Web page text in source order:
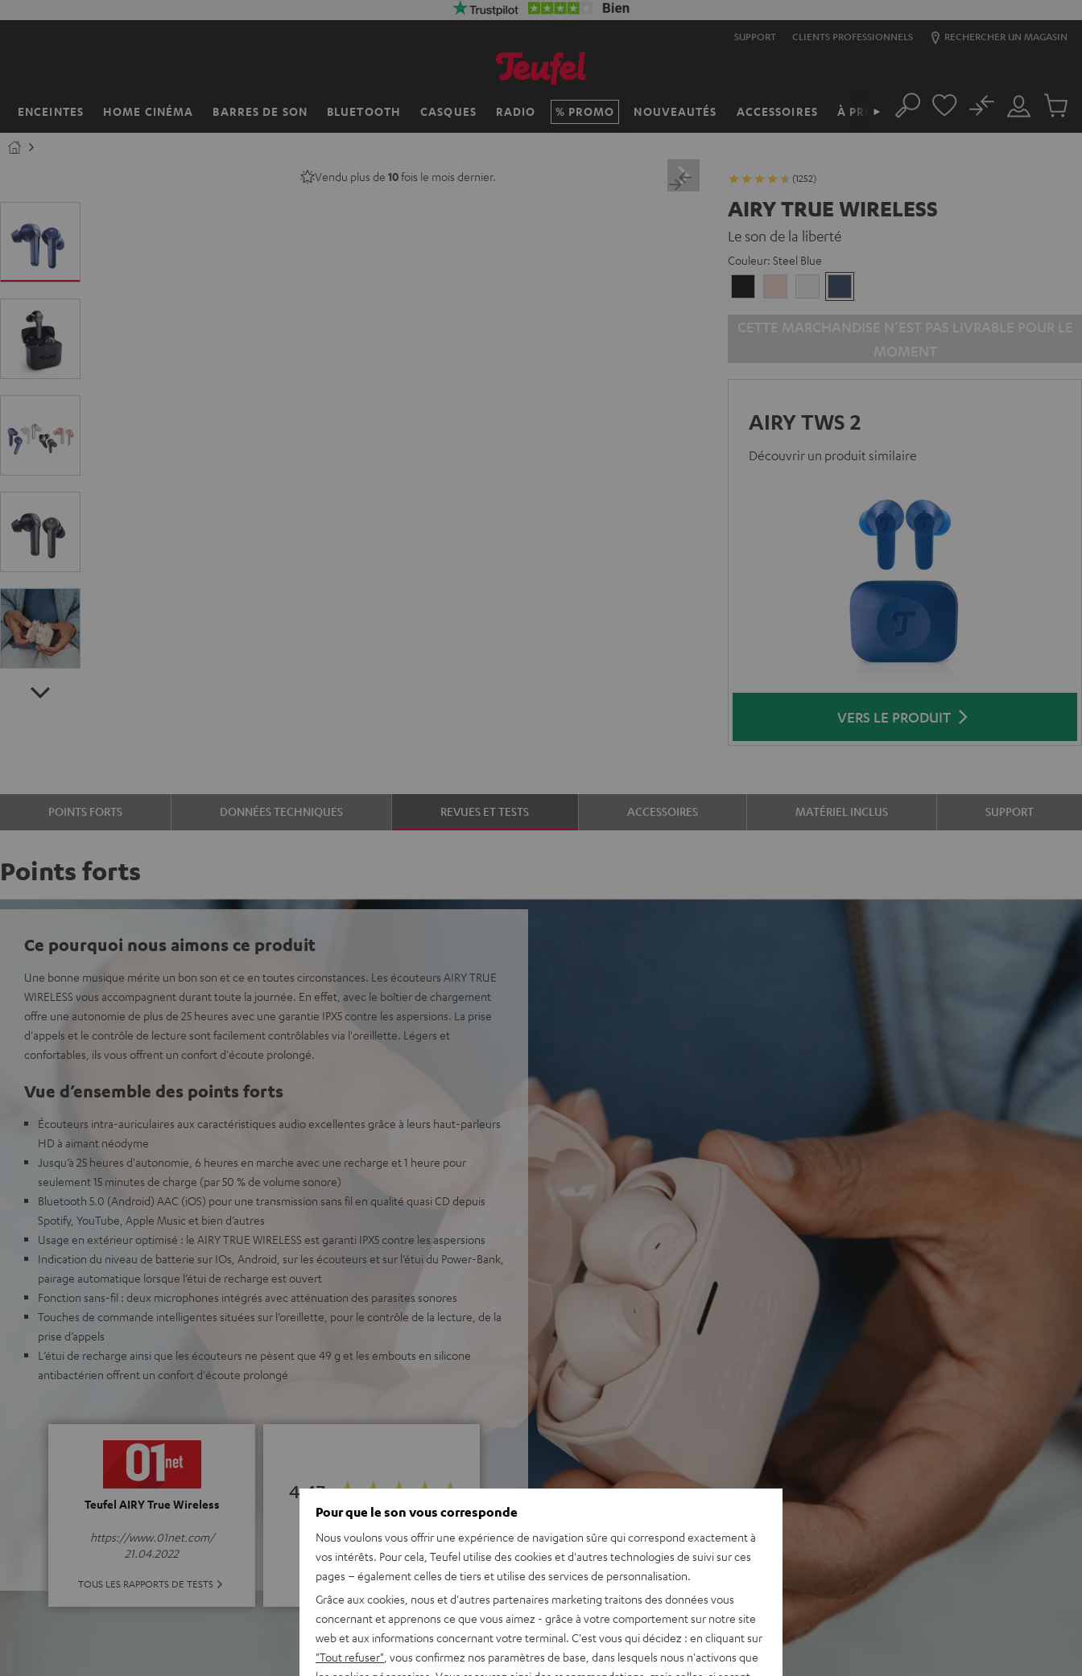
SUPPORT CLIENTS PROFESSIONNELS RECHERCHER UN MAGASIN
ENCEINTES HOME CINÉMA BARRES DE SON BLUETOOTH CASQUES RADIO PROMO NOUVEAUTÉS ACCESSOIRES À PROPOS
►
Page
d’accueil
Rechercher
Mon
compte
No
Vendu plus de 10fois le mois dernier. (1252)
AIRY TRUE WIRELESS
Le son de la liberté
Couleur: Steel Blue
White Blue
AIRY TWS 2
Découvrir un produit similaire
VERS LE PRODUIT
POINTS FORTS DONNÉES TECHNIQUES REVUES ET TESTS ACCESSOIRES MATÉRIEL INCLUS SUPPORT
Points forts
Ce pourquoi nous aimons ce produit
Une bonne musique mérite un bon son et ce en toutes circonstances. Les écouteurs AIRY TRUE
WIRELESS vous accompagnent durant toute la journée. En effet, avec le boîtier de chargement
offre une autonomie de plus de 25 heures avec une garantie IPX5 contre les aspersions. La prise
d'appels et le contrôle de lecture sont facilement contrôlables via l'oreillette. Légers et
confortables, ils vous offrent un confort d'écoute prolongé.
Vue d’ensemble des points forts
Écouteurs intra-auriculaires aux caractéristiques audio excellentes grâce à leurs haut-parleurs
HD à aimant néodyme
Jusqu’à 25 heures d'autonomie, 6 heures en marche avec une recharge et 1 heure pour
seulement 15 minutes de charge (par 50 % de volume sonore)
Bluetooth 5.0 (Android) AAC (iOS) pour une transmission sans fil en qualité quasi CD depuis
Spotify, YouTube, Apple Music et bien d’autres
Usage en extérieur optimisé : le AIRY TRUE WIRELESS est garanti IPX5 contre les aspersions
Indication du niveau de batterie sur IOs, Android, sur les écouteurs et sur l’étui du Power-Bank,
pairage automatique lorsque l’étui de recharge est ouvert
Fonction sans-fil : deux microphones intégrés avec atténuation des parasites sonores
Touches de commande intelligentes situées sur l’oreillette, pour le contrôle de la lecture, de la
prise d’appels
L’étui de recharge ainsi que les écouteurs ne pèsent que 49 g et les embouts en silicone
antibactérien offrent un confort d'écoute prolongé
Teufel AIRY True Wireless
https://www.01net.com/
21.04.2022
TOUS LES RAPPORTS DE TESTS
4.47
TOUTES LES ÉVALUATIONS
Pour que le son vous corresponde
Nous voulons vous offrir une expérience de navigation sûre qui correspond exactement à
vos intérêts. Pour cela, Teufel utilise des cookies et d'autres technologies de suivi sur ces
pages – également celles de tiers et utilise des services de personnalisation.
Grâce aux cookies, nous et d'autres partenaires marketing traitons des données vous
concernant et apprenons ce que vous aimez - grâce à votre comportement sur notre site
web et aux informations concernant votre terminal. C'est vous qui décidez : en cliquant sur
"Tout refuser" , vous confirmez nos paramètres de base, dans lesquels nous n'activons que